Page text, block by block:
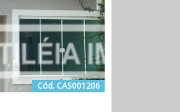
Cód. CAS001206